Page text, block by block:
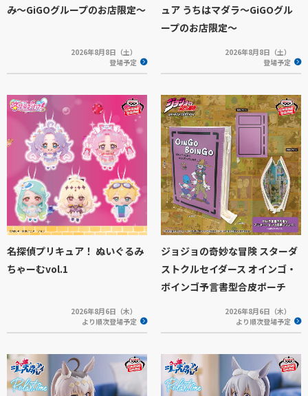
み〜GiGOグループのお店限定〜
2026年8月8日（土）
登場予定
ュア うちはマダラ～GiGOグル
ープのお店限定～
2026年8月8日（土）
登場予定
名探偵プリキュア！ ぬいぐるみ
ちゃーむvol.1
2026年8月6日（木）
より順次登場予定
ジョジョの奇妙な冒険 スターダ
ストクルセイダース オインゴ・
ボインゴ予言書型合皮ポーチ
2026年8月6日（木）
より順次登場予定